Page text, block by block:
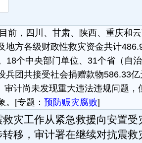
前，四川、甘肃、陕西、重庆和
地方各级财政性救灾资金共计
18个中央部门单位、31个省（自
兵团共接受社会捐赠款物586.33亿
审计尚未发现重大违法违规问题，
。[专题： 预防赈灾腐败]
工作从紧急救援向安置受
移，审计署在继续对抗震救